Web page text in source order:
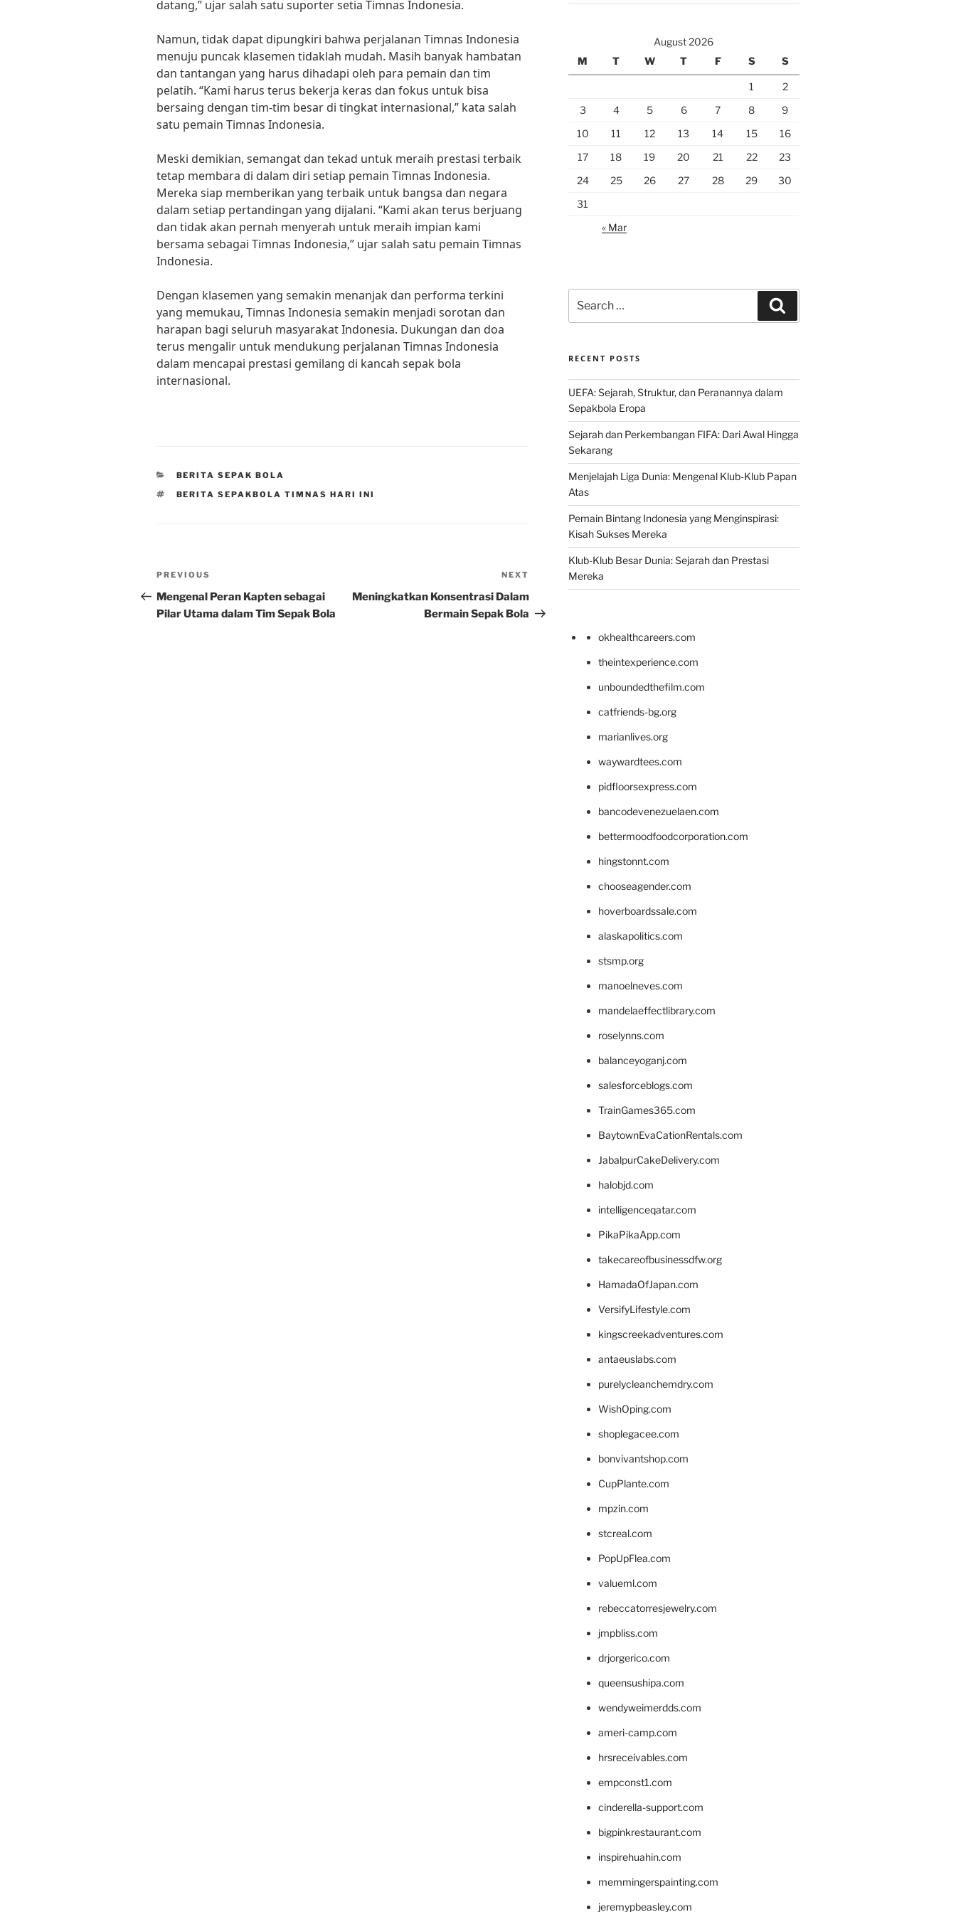
datang,” ujar salah satu suporter setia Timnas Indonesia.
Namun, tidak dapat dipungkiri bahwa perjalanan Timnas Indonesia
menuju puncak klasemen tidaklah mudah. Masih banyak hambatan
dan tantangan yang harus dihadapi oleh para pemain dan tim
pelatih. “Kami harus terus bekerja keras dan fokus untuk bisa
bersaing dengan tim-tim besar di tingkat internasional,” kata salah
satu pemain Timnas Indonesia.
Meski demikian, semangat dan tekad untuk meraih prestasi terbaik
tetap membara di dalam diri setiap pemain Timnas Indonesia.
Mereka siap memberikan yang terbaik untuk bangsa dan negara
dalam setiap pertandingan yang dijalani. “Kami akan terus berjuang
dan tidak akan pernah menyerah untuk meraih impian kami
bersama sebagai Timnas Indonesia,” ujar salah satu pemain Timnas
Indonesia.
Dengan klasemen yang semakin menanjak dan performa terkini
yang memukau, Timnas Indonesia semakin menjadi sorotan dan
harapan bagi seluruh masyarakat Indonesia. Dukungan dan doa
terus mengalir untuk mendukung perjalanan Timnas Indonesia
dalam mencapai prestasi gemilang di kancah sepak bola
internasional.
CATEGORIES
BERITA SEPAK BOLA
TAGS
BERITA SEPAKBOLA TIMNAS HARI INI
Post
navigation
Previous
Post
PREVIOUS
Mengenal Peran Kapten sebagai
Pilar Utama dalam Tim Sepak Bola
Post
NEXT
Meningkatkan Konsentrasi Dalam
Bermain Sepak Bola
August 2026
M
T W T F S S
1
2
3
4 5 6 7 8
9
10
11 12 13 14 15
16
17
18 19 20 21 22
23
24
25 26 27 28 29
30
31
« Mar
for:
RECENT POSTS
UEFA: Sejarah, Struktur, dan Peranannya dalam
Sepakbola Eropa
Sejarah dan Perkembangan FIFA: Dari Awal Hingga
Sekarang
Menjelajah Liga Dunia: Mengenal Klub-Klub Papan
Atas
Pemain Bintang Indonesia yang Menginspirasi:
Kisah Sukses Mereka
Klub-Klub Besar Dunia: Sejarah dan Prestasi
Mereka
okhealthcareers.com
theintexperience.com
unboundedthefilm.com
catfriends-bg.org
marianlives.org
waywardtees.com
pidfloorsexpress.com
bancodevenezuelaen.com
bettermoodfoodcorporation.com
hingstonnt.com
chooseagender.com
hoverboardssale.com
alaskapolitics.com
stsmp.org
manoelneves.com
mandelaeffectlibrary.com
roselynns.com
balanceyoganj.com
salesforceblogs.com
TrainGames365.com
BaytownEvaCationRentals.com
JabalpurCakeDelivery.com
halobjd.com
intelligenceqatar.com
PikaPikaApp.com
takecareofbusinessdfw.org
HamadaOfJapan.com
VersifyLifestyle.com
kingscreekadventures.com
antaeuslabs.com
purelycleanchemdry.com
WishOping.com
shoplegacee.com
bonvivantshop.com
CupPlante.com
mpzin.com
stcreal.com
PopUpFlea.com
valueml.com
rebeccatorresjewelry.com
jmpbliss.com
drjorgerico.com
queensushipa.com
wendyweimerdds.com
ameri-camp.com
hrsreceivables.com
empconst1.com
cinderella-support.com
bigpinkrestaurant.com
inspirehuahin.com
memmingerspainting.com
jeremypbeasley.com